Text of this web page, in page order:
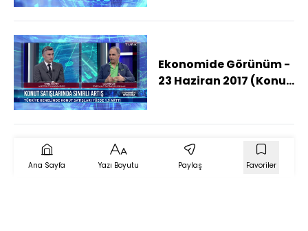
Ekonomide Görünüm -
23 Haziran 2017 (Konut
Ana Sayfa Yazı Boyutu Paylaş Favoriler